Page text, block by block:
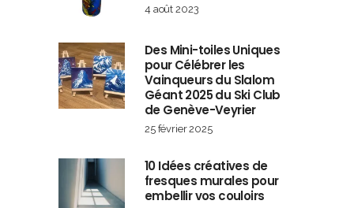
4 août 2023
Des Mini-toiles Uniques
pour Célébrer les
Vainqueurs du Slalom
Géant 2025 du Ski Club
de Genève-Veyrier
25 février 2025
10 Idées créatives de
fresques murales pour
embellir vos couloirs